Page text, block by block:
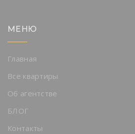
МЕНЮ
Главная
Все квартиры
Об агентстве
БЛОГ
Контакты